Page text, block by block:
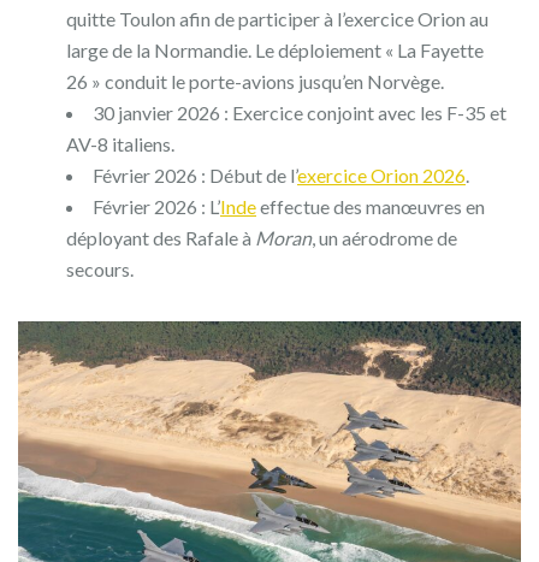
quitte Toulon afin de participer à l’exercice Orion au
large de la Normandie. Le déploiement « La Fayette
26 » conduit le porte-avions jusqu’en Norvège.
30 janvier 2026 : Exercice conjoint avec les F-35 et
AV-8 italiens.
Février 2026 : Début de l’exercice Orion 2026.
Février 2026 : L’Indeeffectue des manœuvres en
déployant des Rafale à Moran, un aérodrome de
secours.